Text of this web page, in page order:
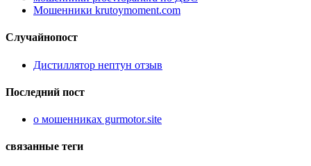
Мошенники krutoymoment.com
Случайнопост
Дистиллятор нептун отзыв
Последний пост
о мошенниках gurmotor.site
связанные теги